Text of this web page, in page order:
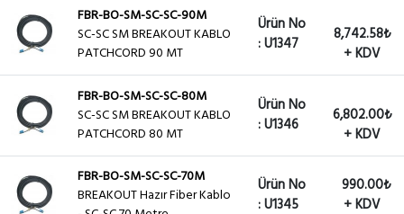
FBR-BO-SM-SC-SC-90M
SC-SC SM BREAKOUT KABLO
PATCHCORD 90 MT
Ürün No
: U1347
8,742.58₺
+ KDV
FBR-BO-SM-SC-SC-80M
SC-SC SM BREAKOUT KABLO
PATCHCORD 80 MT
Ürün No
: U1346
6,802.00₺
+ KDV
FBR-BO-SM-SC-SC-70M
BREAKOUT Hazır Fiber Kablo
Ürün No
: U1345
990.00₺
+ KDV